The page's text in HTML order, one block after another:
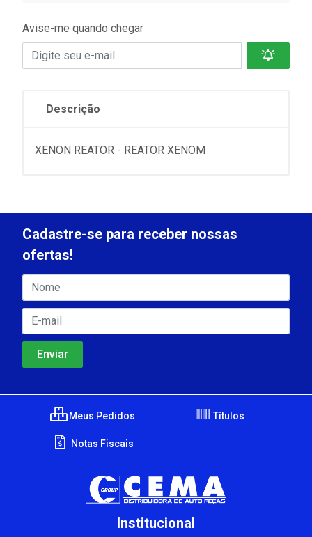
Avise-me quando chegar
Descrição
XENON REATOR - REATOR XENOM
Cadastre-se para receber nossas
ofertas!
Meus Pedidos Títulos
Notas Fiscais
Institucional